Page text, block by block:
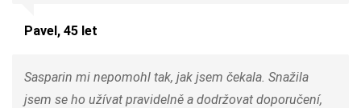
Pavel, 45 let
Sasparin mi nepomohl tak, jak jsem čekala. Snažila
jsem se ho užívat pravidelně a dodržovat doporučení,